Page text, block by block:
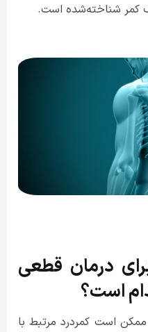
شناخته‌شده است.
درمان قطعی
است؟
است کمردرد مرتبط با